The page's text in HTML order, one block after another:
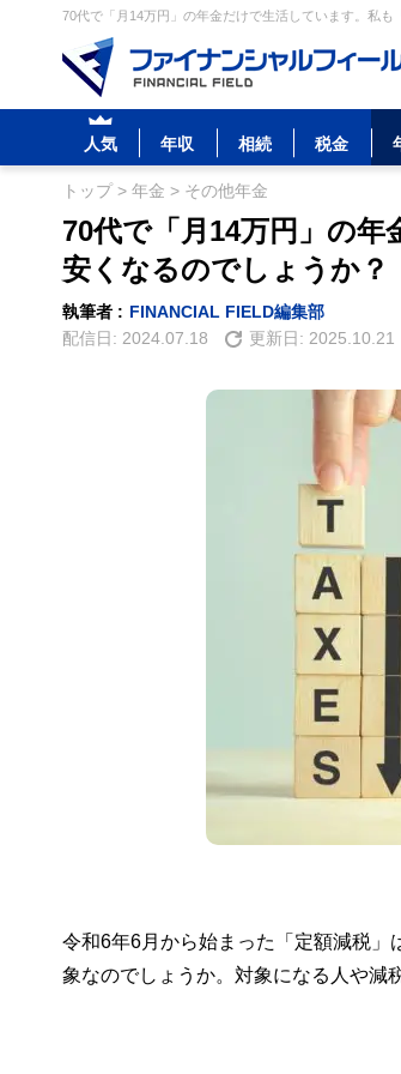
70代で「月14万円」の年金だけで生活しています。私
人気 年収 相続 税金
トップ> 年金 > その他年金
70代で「月14万円」の
安くなるのでしょうか？
執筆者 : FINANCIAL FIELD編集部
配信日: 2024.07.18 更新日: 2025.10.21
令和6年6月から始まった「定額減税」
象なのでしょうか。対象になる人や減